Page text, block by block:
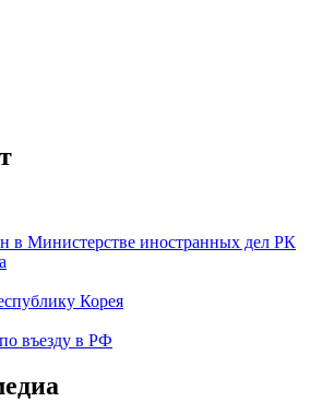
в Министерстве иностранных дел РК
Корея
въезду в РФ